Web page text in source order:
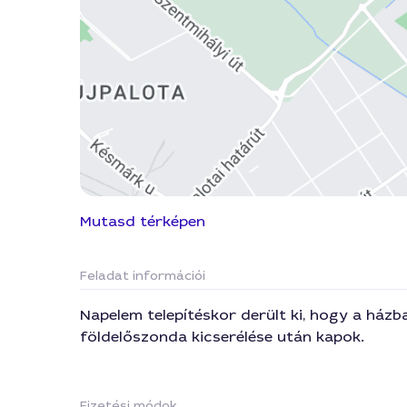
Mutasd térképen
Feladat információi
Napelem telepítéskor derült ki, hogy a
földelőszonda kicserélése után kapok.